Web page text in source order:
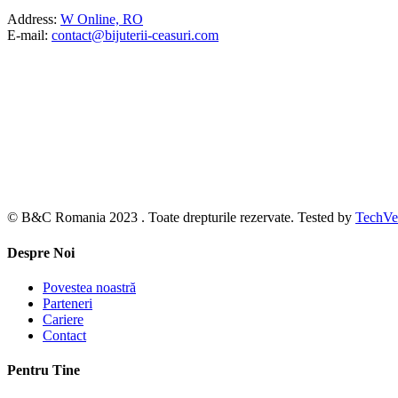
Address: W Online, RO
E-mail: contact@bijuterii-ceasuri.com
© B&C Romania 2023 . Toate drepturile rezervate. Tested by
Despre Noi
Povestea noastră
Parteneri
Cariere
Contact
Pentru Tine